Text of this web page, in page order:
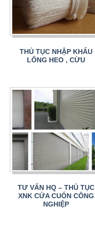
THỦ TỤC NHẬP KHẨU
LÔNG HEO , CỪU
TƯ VẤN HQ – THỦ TỤC
XNK CỬA CUỐN CÔNG
NGHIỆP